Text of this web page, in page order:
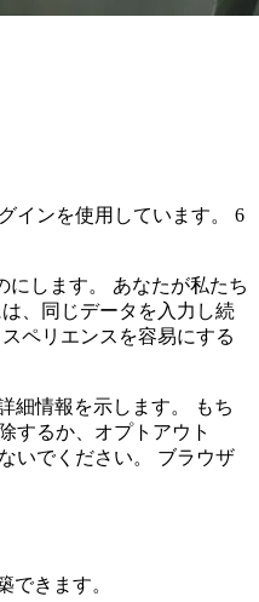
インを使用しています。 6
にします。 あなたが私たち
、同じデータを入力し続
ペリエンスを容易にする
細情報を示します。 もち
するか、オプトアウト
いでください。 ブラウザ
きます。